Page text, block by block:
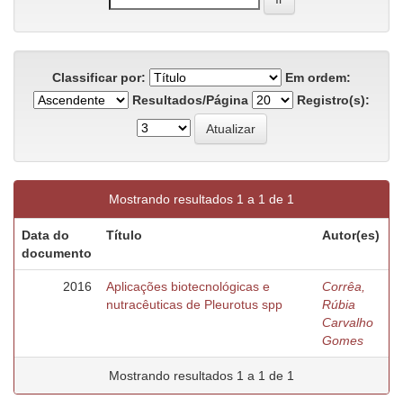
Classificar por:
Em ordem:
Resultados/Página
Registro(s):
Mostrando resultados 1 a 1 de 1
Data do
documento
Título Autor(es)
2016
Aplicações biotecnológicas e
nutracêuticas de Pleurotus spp
Corrêa,
Rúbia
Carvalho
Gomes
Mostrando resultados 1 a 1 de 1